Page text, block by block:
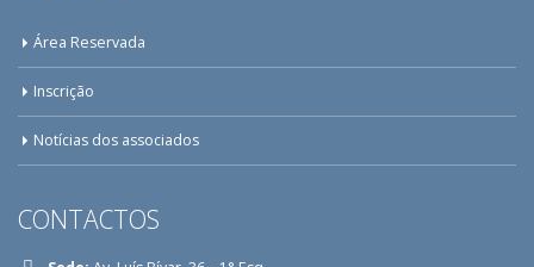
Área Reservada
Inscrição
Notícias dos associados
CONTACTOS